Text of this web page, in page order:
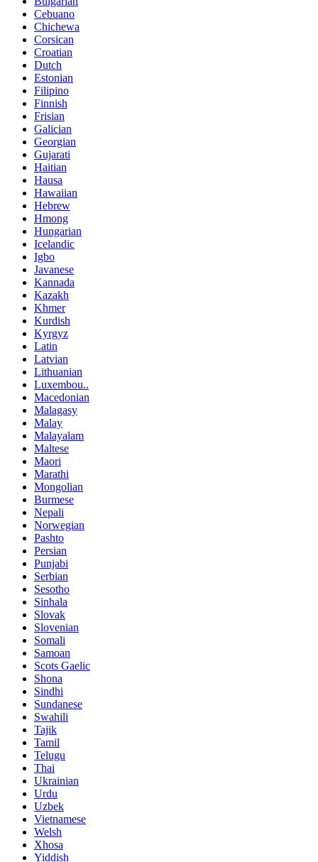
Cebuano
Chichewa
Corsican
Croatian
Dutch
Estonian
Filipino
Finnish
Frisian
Galician
Georgian
Gujarati
Haitian
Hausa
Hawaiian
Hebrew
Hmong
Hungarian
Icelandic
Igbo
Javanese
Kannada
Kazakh
Khmer
Kurdish
Kyrgyz
Latin
Latvian
Lithuanian
Luxembou..
Macedonian
Malagasy
Malay
Malayalam
Maltese
Maori
Marathi
Mongolian
Burmese
Nepali
Norwegian
Pashto
Persian
Punjabi
Serbian
Sesotho
Sinhala
Slovak
Slovenian
Somali
Samoan
Scots Gaelic
Shona
Sindhi
Sundanese
Swahili
Tajik
Tamil
Telugu
Thai
Ukrainian
Urdu
Uzbek
Vietnamese
Welsh
Xhosa
Yiddish